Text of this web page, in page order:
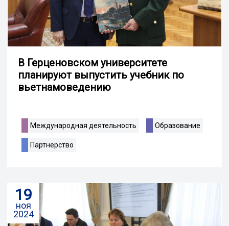
В Герценовском университете
планируют выпустить учебник по
вьетнамоведению
Международная деятельность Образование
Партнерство
19
ноя
2024